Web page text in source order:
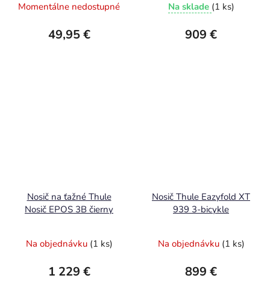
Momentálne nedostupné
49,95 €
Na sklade (1 ks)
909 €
Nosič na ťažné Thule
Nosič EPOS 3B čierny
Na objednávku (1 ks)
1 229 €
Nosič Thule Eazyfold XT
939 3-bicykle
Na objednávku (1 ks)
899 €